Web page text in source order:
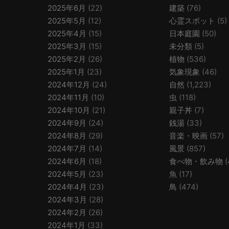
2025年6月 (22)
2025年5月 (12)
2025年4月 (15)
2025年3月 (15)
2025年2月 (26)
2025年1月 (23)
2024年12月 (24)
2024年11月 (10)
2024年10月 (21)
2024年9月 (24)
2024年8月 (29)
2024年7月 (14)
2024年6月 (18)
2024年5月 (23)
2024年4月 (23)
2024年3月 (28)
2024年2月 (26)
2024年1月 (33)
建築 (76)
心霊スポット (5)
日本庭園 (50)
未分類 (5)
植物 (536)
気象現象 (46)
自然 (1,223)
虫 (118)
親子丼 (7)
銭湯 (33)
音楽・映画 (57)
風景 (857)
食べ物・飲み物
魚 (17)
鳥 (474)